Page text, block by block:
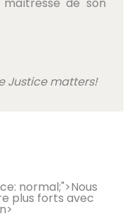
Justice matters!